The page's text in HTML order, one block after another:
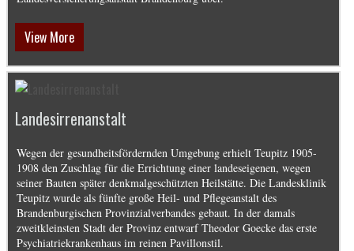
View More
Landesirrenanstalt
Wegen der gesundheitsfördernden Umgebung erhielt Teupitz 1905-
1908 den Zuschlag für die Errichtung einer landeseigenen, wegen
seiner Bauten später denkmalgeschützten Heilstätte. Die Landesklinik
Teupitz wurde als fünfte große Heil- und Pflegeanstalt des
Brandenburgischen Provinzialverbandes gebaut. In der damals
zweitkleinsten Stadt der Provinz entwarf Theodor Goecke das erste
Psychiatriekrankenhaus im reinen Pavillonstil.